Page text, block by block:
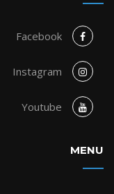
Facebook
Instagram
Youtube
MENU